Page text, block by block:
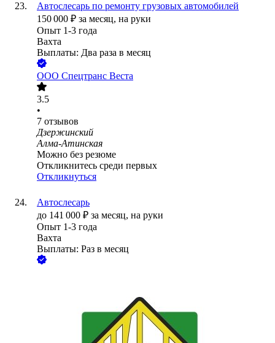
Автослесарь по ремонту грузовых автомобилей
150 000 ₽ за месяц, на руки
Опыт 1-3 года
Вахта
Выплаты: Два раза в месяц
ООО Спецтранс Веста
3.5
•
7 отзывов
Дзержинский
Алма-Атинская
Можно без резюме
Откликнитесь среди первых
Откликнуться
Автослесарь
до 141 000 ₽ за месяц, на руки
Опыт 1-3 года
Вахта
Выплаты: Раз в месяц